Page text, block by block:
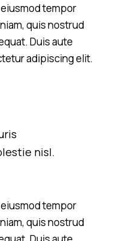
tempor
quis nostrud
Duis aute
adipiscing elit.
nisl.
tempor
quis nostrud